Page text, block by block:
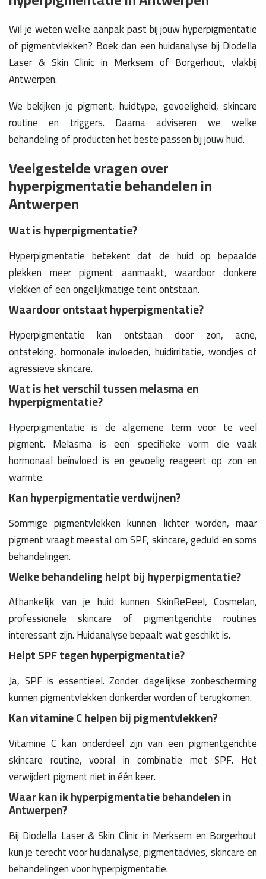
Wil je weten welke aanpak past bij jouw hyperpigmentatie
of pigmentvlekken? Boek dan een huidanalyse bij Diodella
Laser & Skin Clinic in Merksem of Borgerhout, vlakbij
Antwerpen.
We bekijken je pigment, huidtype, gevoeligheid, skincare
routine en triggers. Daarna adviseren we welke
behandeling of producten het beste passen bij jouw huid.
Veelgestelde vragen over
hyperpigmentatie behandelen in
Antwerpen
Wat is hyperpigmentatie?
Hyperpigmentatie betekent dat de huid op bepaalde
plekken meer pigment aanmaakt, waardoor donkere
vlekken of een ongelijkmatige teint ontstaan.
Waardoor ontstaat hyperpigmentatie?
Hyperpigmentatie kan ontstaan door zon, acne,
ontsteking, hormonale invloeden, huidirritatie, wondjes of
agressieve skincare.
Wat is het verschil tussen melasma en
hyperpigmentatie?
Hyperpigmentatie is de algemene term voor te veel
pigment. Melasma is een specifieke vorm die vaak
hormonaal beïnvloed is en gevoelig reageert op zon en
warmte.
Kan hyperpigmentatie verdwijnen?
Sommige pigmentvlekken kunnen lichter worden, maar
pigment vraagt meestal om SPF, skincare, geduld en soms
behandelingen.
Welke behandeling helpt bij hyperpigmentatie?
Afhankelijk van je huid kunnen SkinRePeel, Cosmelan,
professionele skincare of pigmentgerichte routines
interessant zijn. Huidanalyse bepaalt wat geschikt is.
Helpt SPF tegen hyperpigmentatie?
Ja, SPF is essentieel. Zonder dagelijkse zonbescherming
kunnen pigmentvlekken donkerder worden of terugkomen.
Kan vitamine C helpen bij pigmentvlekken?
Vitamine C kan onderdeel zijn van een pigmentgerichte
skincare routine, vooral in combinatie met SPF. Het
verwijdert pigment niet in één keer.
Waar kan ik hyperpigmentatie behandelen in
Antwerpen?
Bij Diodella Laser & Skin Clinic in Merksem en Borgerhout
kun je terecht voor huidanalyse, pigmentadvies, skincare en
behandelingen voor hyperpigmentatie.